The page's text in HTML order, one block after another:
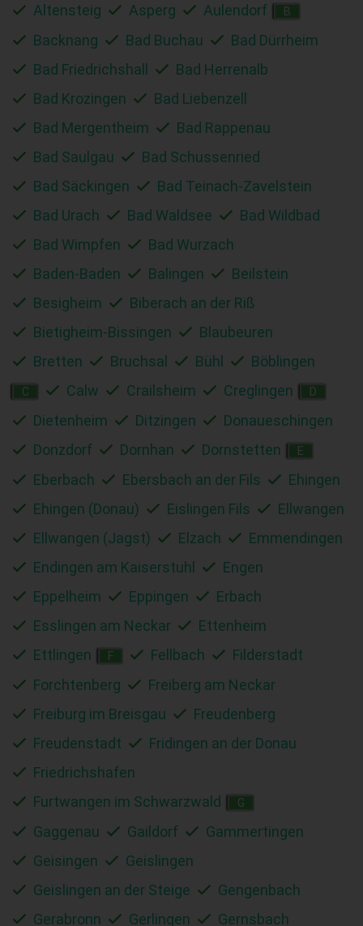
Altensteig
Asperg Aulendorf B
Backnang Bad Buchau
Bad Dürrheim
Bad Friedrichshall
Bad Herrenalb
Bad Krozingen
Bad Liebenzell
Bad Mergentheim
Bad Rappenau
Bad Saulgau
Bad Schussenried
Bad Säckingen
Bad Teinach-Zavelstein
Bad Urach
Bad Waldsee
Bad Wildbad
Bad Wimpfen
Bad Wurzach
Baden-Baden
Balingen
Beilstein
Besigheim
Biberach an der Riß
Bietigheim-Bissingen
Blaubeuren
Bretten
Bruchsal Bühl Böblingen
C Calw Crailsheim Creglingen D
Dietenheim Ditzingen
Donaueschingen
Donzdorf
Dornhan Dornstetten E
Eberbach Ebersbach an der Fils
Ehingen
Ehingen (Donau)
Eislingen Fils
Ellwangen
Ellwangen (Jagst)
Elzach
Emmendingen
Endingen am Kaiserstuhl
Engen
Eppelheim
Eppingen
Erbach
Esslingen am Neckar
Ettenheim
Ettlingen
F Fellbach
Filderstadt
Forchtenberg
Freiberg am Neckar
Freiburg im Breisgau
Freudenberg
Freudenstadt
Fridingen an der Donau
Friedrichshafen
Furtwangen im Schwarzwald
G
Gaggenau Gaildorf
Gammertingen
Geisingen
Geislingen
Geislingen an der Steige
Gengenbach
Gerabronn
Gerlingen Gernsbach